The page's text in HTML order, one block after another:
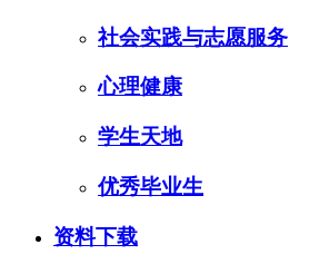
社会实践与志愿服务
心理健康
学生天地
优秀毕业生
资料下载